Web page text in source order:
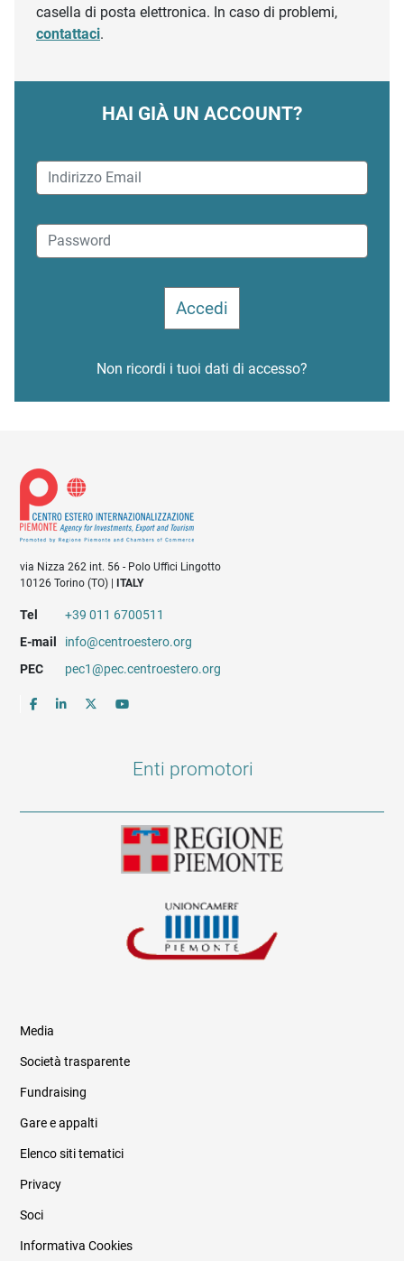
casella di posta elettronica. In caso di problemi,
contattaci.
HAI GIÀ UN ACCOUNT?
Non ricordi i tuoi dati di accesso?
via Nizza 262 int. 56 - Polo Uffici Lingotto
10126 Torino (TO) |
ITALY
Tel
+39 011 6700511
E-mail
info@centroestero.org
PEC
pec1@pec.centroestero.org
Enti promotori
Informazioni legali e trasparenza
Media
Società trasparente
Fundraising
Gare e appalti
Elenco siti tematici
Privacy
Soci
Informativa Cookies